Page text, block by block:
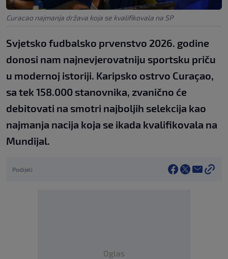
Curacao najmanja država koja se kvalifikovala na SP
Svjetsko fudbalsko prvenstvo 2026. godine
donosi nam najnevjerovatniju sportsku priču
u modernoj istoriji. Karipsko ostrvo Curaçao,
sa tek 158.000 stanovnika, zvanično će
debitovati na smotri najboljih selekcija kao
najmanja nacija koja se ikada kvalifikovala na
Mundijal.
Podijeli
Oglas